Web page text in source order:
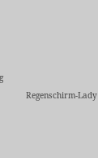
Regenschirm-Lady